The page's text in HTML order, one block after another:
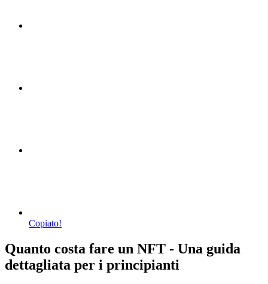
Copiato!
Quanto costa fare un NFT - Una guida
dettagliata per i principianti